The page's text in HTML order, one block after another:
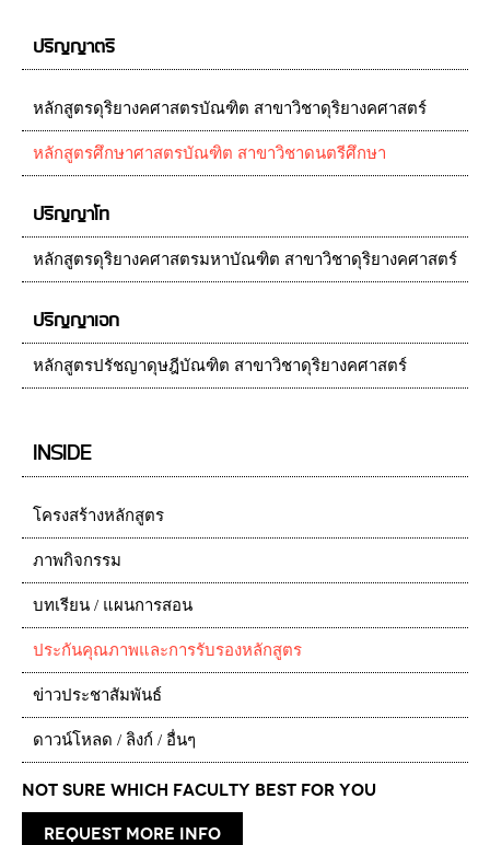
ปริญญาตรี
หลักสูตรดุริยางคศาสตรบัณฑิต สาขาวิชาดุริยางคศาสตร์
หลักสูตรศึกษาศาสตรบัณฑิต สาขาวิชาดนตรีศึกษา
ปริญญาโท
หลักสูตรดุริยางคศาสตรมหาบัณฑิต สาขาวิชาดุริยางคศาสตร์
ปริญญาเอก
หลักสูตรปรัชญาดุษฎีบัณฑิต สาขาวิชาดุริยางคศาสตร์
INSIDE
โครงสร้างหลักสูตร
ภาพกิจกรรม
บทเรียน / แผนการสอน
ประกันคุณภาพและการรับรองหลักสูตร
ข่าวประชาสัมพันธ์
ดาวน์โหลด / ลิงก์ / อื่นๆ
Not Sure which Faculty best for you
request more info